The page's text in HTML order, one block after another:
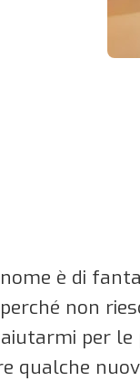
è di
non
per
qualche